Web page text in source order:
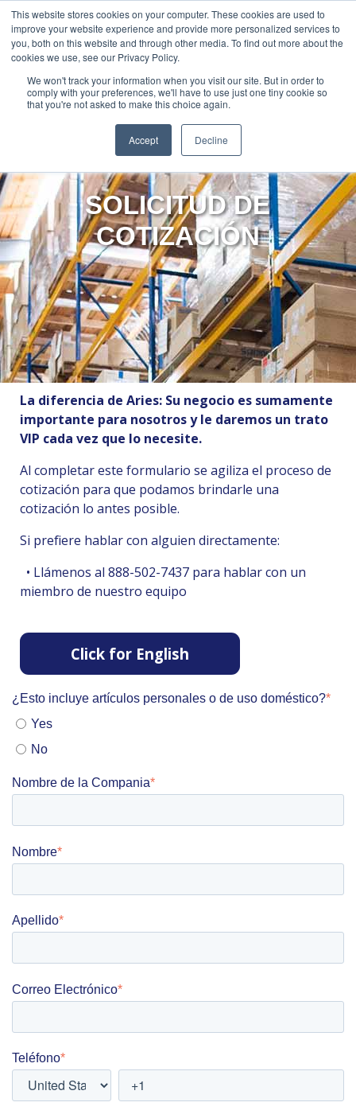
This website stores cookies on your computer. These cookies are used to
improve your website experience and provide more personalized services to
you, both on this website and through other media. To find out more about the
cookies we use, see our Privacy Policy.
We won't track your information when you visit our site. But in order to
comply with your preferences, we'll have to use just one tiny cookie so
that you're not asked to make this choice again.
Accept Decline
888-502-
7437
Technology About Us
Resources
MyAries
SOLICITUD DE
COTIZACIÓN
La diferencia de Aries: Su negocio es sumamente
importante para nosotros y le daremos un trato
VIP cada vez que lo necesite.
Al completar este formulario se agiliza el proceso de
cotización para que podamos brindarle una
cotización lo antes posible.
Si prefiere hablar con alguien directamente:
• Llámenos al 888-502-7437 para hablar con un
miembro de nuestro equipo
Click for English
¿Esto incluye artículos personales o de uso doméstico?*
Yes
No
Nombre de la Compania*
Nombre*
Apellido*
Correo Electrónico*
Teléfono*